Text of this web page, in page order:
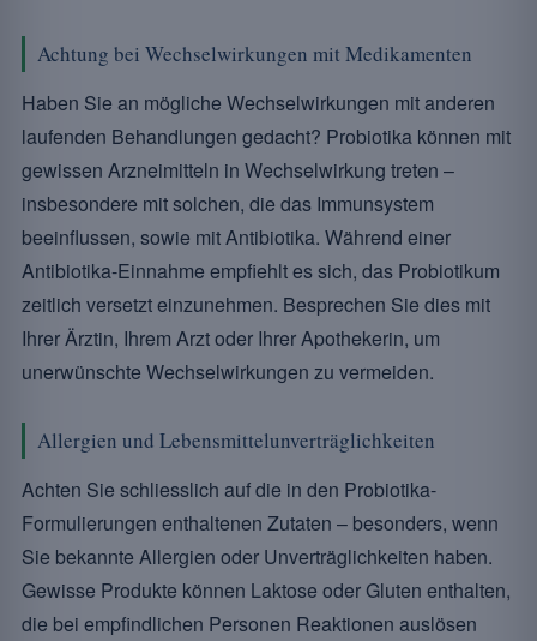
Achtung bei Wechselwirkungen mit Medikamenten
Haben Sie an mögliche Wechselwirkungen mit anderen
laufenden Behandlungen gedacht? Probiotika können mit
gewissen Arzneimitteln in Wechselwirkung treten –
insbesondere mit solchen, die das Immunsystem
beeinflussen, sowie mit Antibiotika. Während einer
Antibiotika-Einnahme empfiehlt es sich, das Probiotikum
zeitlich versetzt einzunehmen. Besprechen Sie dies mit
Ihrer Ärztin, Ihrem Arzt oder Ihrer Apothekerin, um
unerwünschte Wechselwirkungen zu vermeiden.
Allergien und Lebensmittelunverträglichkeiten
Achten Sie schliesslich auf die in den Probiotika-
Formulierungen enthaltenen Zutaten – besonders, wenn
Sie bekannte Allergien oder Unverträglichkeiten haben.
Gewisse Produkte können Laktose oder Gluten enthalten,
die bei empfindlichen Personen Reaktionen auslösen